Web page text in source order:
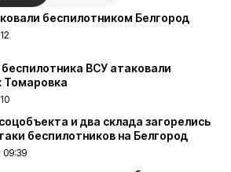
беспилотником Белгород
ВСУ атаковали
Томаровка
и два склада загорелись
беспилотников на Белгород
09:39